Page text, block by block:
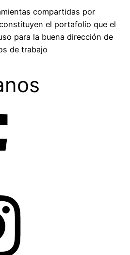
compartidas por
el portafolio que el
para la buena dirección de
de trabajo